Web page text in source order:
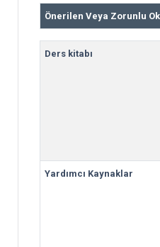
Önerilen Veya Zorunlu
Ders kitabı
Yardımcı Kaynaklar